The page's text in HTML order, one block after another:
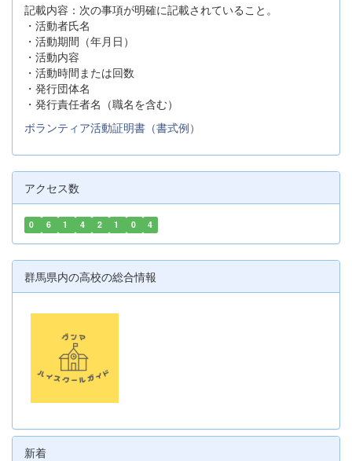
記載内容：次の事項が明確に記載されていること。
・活動者氏名
・活動期間（年月日）
・活動内容
・活動時間または回数
・発行団体名
・発行責任者名（職名を含む）
ボランティア活動証明書（書式例）
アクセス数
0 6 1 4 2 1 0 4
群馬県内の高校の総合情報
新着